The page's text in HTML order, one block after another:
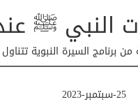
النبي ﷺ عند
من برنامج السيرة النبوية
25-سبتمبر-2023